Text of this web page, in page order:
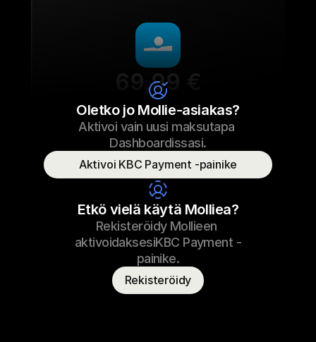
69,99 €
Tennarien nauhat
Tennarien nauhat
23.09.2022 17:29 69,99 €
Oletko jo Mollie-asiakas?
Aktivoi vain uusi maksutapa
Dashboardissasi.
Aktivoi KBC Payment -painike
Etkö vielä käytä Molliea?
Rekisteröidy Mollieen
aktivoidaksesiKBC Payment -
painike.
Rekisteröidy